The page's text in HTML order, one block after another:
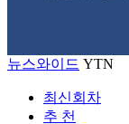
뉴스와이드 YTN
최신회차
추 천